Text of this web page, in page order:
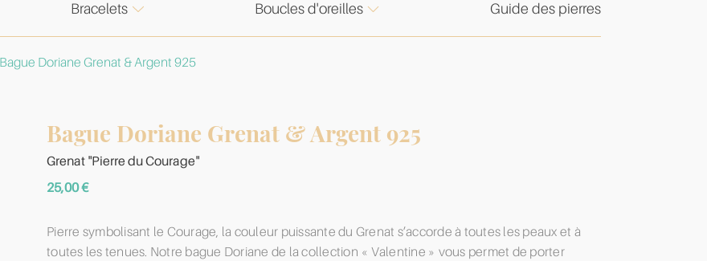
Bracelets Boucles d'oreilles Guide des pierres
Bague Doriane Grenat & Argent 925
Bague Doriane Grenat & Argent 925
Grenat "Pierre du Courage"
25,00€
Pierre symbolisant le Courage, la couleur puissante du Grenat s’accorde à toutes les peaux et à
toutes les tenues. Notre bague Doriane de la collection « Valentine » vous permet de porter